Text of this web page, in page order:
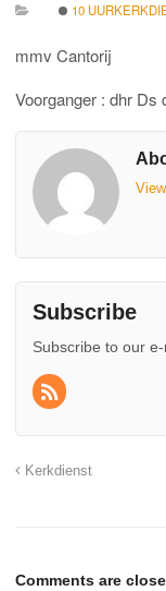
10
mmv Cantorij
Voorganger : dhr Ds
Subscribe
Subscribe to our
Kerkdienst
Comments are